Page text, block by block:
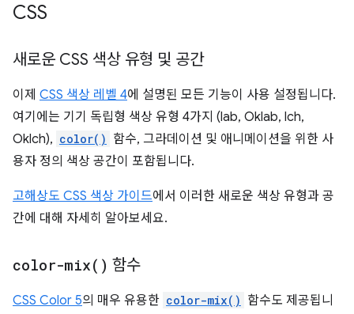
CSS
새로운 CSS 색상 유형 및 공간
이제 CSS 색상 레벨 4에 설명된 모든 기능이 사용 설정됩니다.
여기에는 기기 독립형 색상 유형 4가지 (lab, Oklab, lch,
Oklch), color() 함수, 그라데이션 및 애니메이션을 위한 사
용자 정의 색상 공간이 포함됩니다.
고해상도 CSS 색상 가이드에서 이러한 새로운 색상 유형과 공
간에 대해 자세히 알아보세요.
color-mix( ) 함수
CSS Color 5의 매우 유용한 color-mix() 함수도 제공됩니